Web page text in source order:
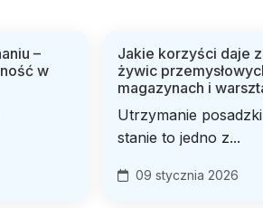
–
w
Jakie korzyści daje
żywic
magazynach i
Utrzymanie
stanie to jedno z...
09 stycznia 2026